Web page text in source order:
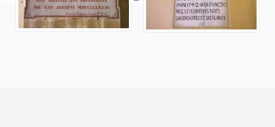
(External link) (External link)